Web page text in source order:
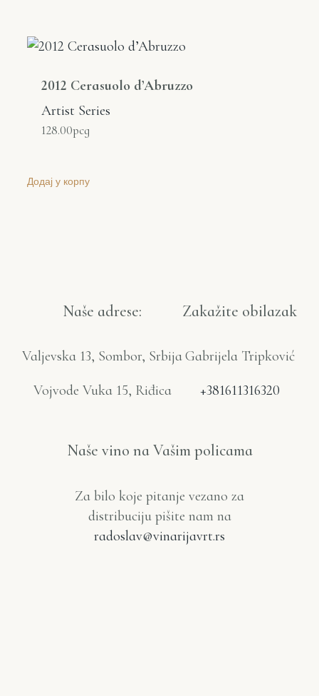
2012 Cerasuolo d’Abruzzo
Artist Series
128.00рсд
Додај у корпу
Naše adrese:
Valjevska 13, Sombor, Srbija
Vojvode Vuka 15, Riđica
Zakažite obilazak
Gabrijela Tripković
+381611316320
Naše vino na Vašim policama
Za bilo koje pitanje vezano za
distribuciju pišite nam na
radoslav@vinarijavrt.rs